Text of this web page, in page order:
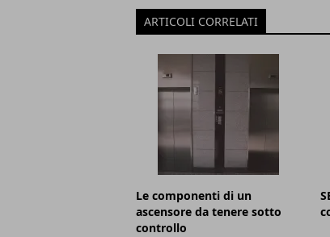
ARTICOLI CORRELATI
Le componenti di un
ascensore da tenere sotto
controllo